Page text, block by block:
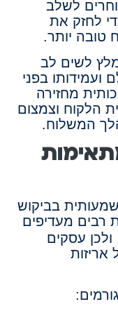
לשלב
לחזק את
טובה יותר.
לשים לב
ועמידותו בפני
מחזירה
הלקוח וצמצום
המשלוח.
בביקוש
רבים מעדיפים
עסקים
אריזות